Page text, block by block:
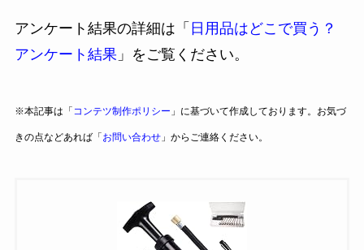
アンケート結果の詳細は「 日用品はどこで買う？
アンケート結果 」をご覧ください。
※本記事は「 コンテツ制作ポリシー 」に基づいて作成しております。お気づ
きの点などあれば「 お問い合わせ」からご連絡ください。